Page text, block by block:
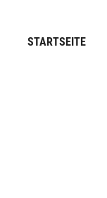
STARTSEITE